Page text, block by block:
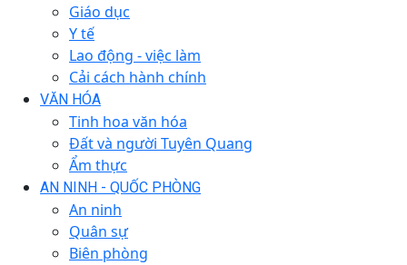
Giáo dục
Y tế
Lao động - việc làm
Cải cách hành chính
VĂN HÓA
Tinh hoa văn hóa
Đất và người Tuyên Quang
Ẩm thực
AN NINH - QUỐC PHÒNG
An ninh
Quân sự
Biên phòng